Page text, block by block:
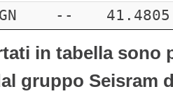
-- 41.4805
in tabella sono
gruppo Seisram